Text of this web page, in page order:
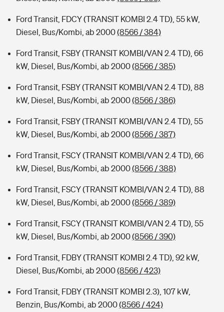
Ford Transit, FDCY (TRANSIT KOMBI 2.4 TD), 55 kW,
Diesel, Bus/Kombi, ab 2000(8566 / 384)
Ford Transit, FSBY (TRANSIT KOMBI/VAN 2.4 TD), 66
kW, Diesel, Bus/Kombi, ab 2000(8566 / 385)
Ford Transit, FSBY (TRANSIT KOMBI/VAN 2.4 TD), 88
kW, Diesel, Bus/Kombi, ab 2000(8566 / 386)
Ford Transit, FSBY (TRANSIT KOMBI/VAN 2.4 TD), 55
kW, Diesel, Bus/Kombi, ab 2000(8566 / 387)
Ford Transit, FSCY (TRANSIT KOMBI/VAN 2.4 TD), 66
kW, Diesel, Bus/Kombi, ab 2000(8566 / 388)
Ford Transit, FSCY (TRANSIT KOMBI/VAN 2.4 TD), 88
kW, Diesel, Bus/Kombi, ab 2000(8566 / 389)
Ford Transit, FSCY (TRANSIT KOMBI/VAN 2.4 TD), 55
kW, Diesel, Bus/Kombi, ab 2000(8566 / 390)
Ford Transit, FDBY (TRANSIT KOMBI 2.4 TD), 92 kW,
Diesel, Bus/Kombi, ab 2000(8566 / 423)
Ford Transit, FDBY (TRANSIT KOMBI 2.3), 107 kW,
Benzin, Bus/Kombi, ab 2000(8566 / 424)